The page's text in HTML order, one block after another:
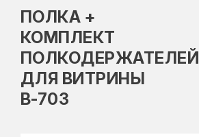
ПОЛКА +
КОМПЛЕКТ
ПОЛКОДЕРЖАТЕЛЕЙ
ДЛЯ ВИТРИНЫ
В-703